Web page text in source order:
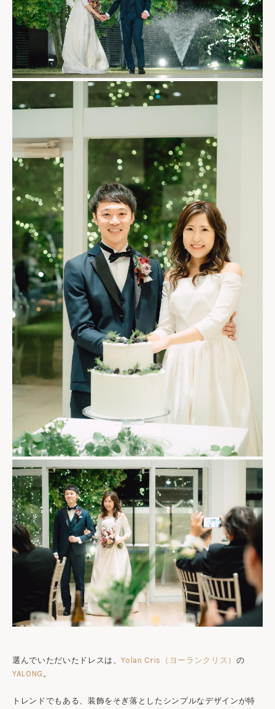
選んでいただいたドレスは、Yolan Cris（ヨーランクリス） の
YALONG 。
トレンドでもある、装飾をそぎ落としたシンプルなデザインが特